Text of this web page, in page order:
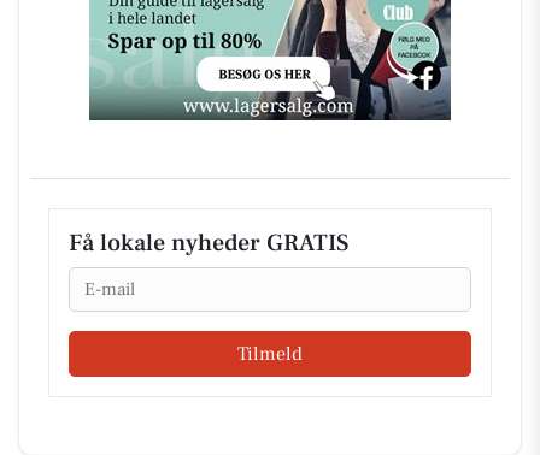
Få lokale nyheder GRATIS
Email
Tilmeld